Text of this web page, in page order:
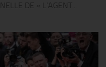
DE « L’AGENT...